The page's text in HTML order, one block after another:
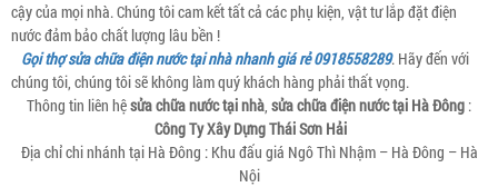
cậy của mọi nhà. Chúng tôi cam kết tất cả các phụ kiện, vật tư lắp đặt điện
nước đảm bảo chất lượng lâu bền !
Gọi thợ sửa chữa điện nước tại nhà nhanh giá rẻ 0918558289. Hãy đến với
chúng tôi, chúng tôi sẽ không làm quý khách hàng phải thất vọng.
Thông tin liên hệsửa chữa nước tại nhà, sửa chữa điện nước tại Hà Đông :
Công Ty Xây Dựng Thái Sơn Hải
Địa chỉ chi nhánh tại Hà Đông : Khu đấu giá Ngô Thì Nhậm – Hà Đông – Hà
Nội